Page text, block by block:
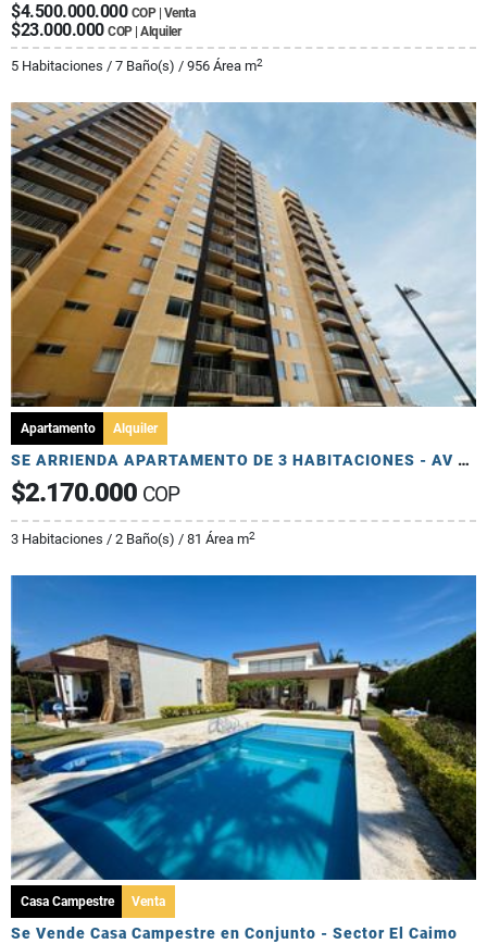
$4.500.000.000 COP | Venta
$23.000.000 COP | Alquiler
5 Habitaciones / 7 Baño(s) / 956 Área m2
Apartamento Alquiler
SE ARRIENDA APARTAMENTO DE 3 HABITACIONES - AV 19 NORTE
$2.170.000 COP
3 Habitaciones / 2 Baño(s) / 81 Área m2
Casa Campestre Venta
Se Vende Casa Campestre en Conjunto - Sector El Caimo